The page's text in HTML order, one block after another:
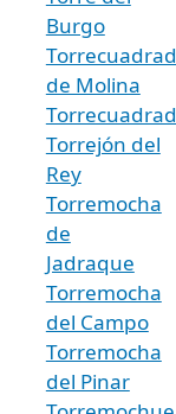
Burgo
de Molina
Torrejón del
Rey
Torremocha
de
Jadraque
Torremocha
del Campo
Torremocha
del Pinar